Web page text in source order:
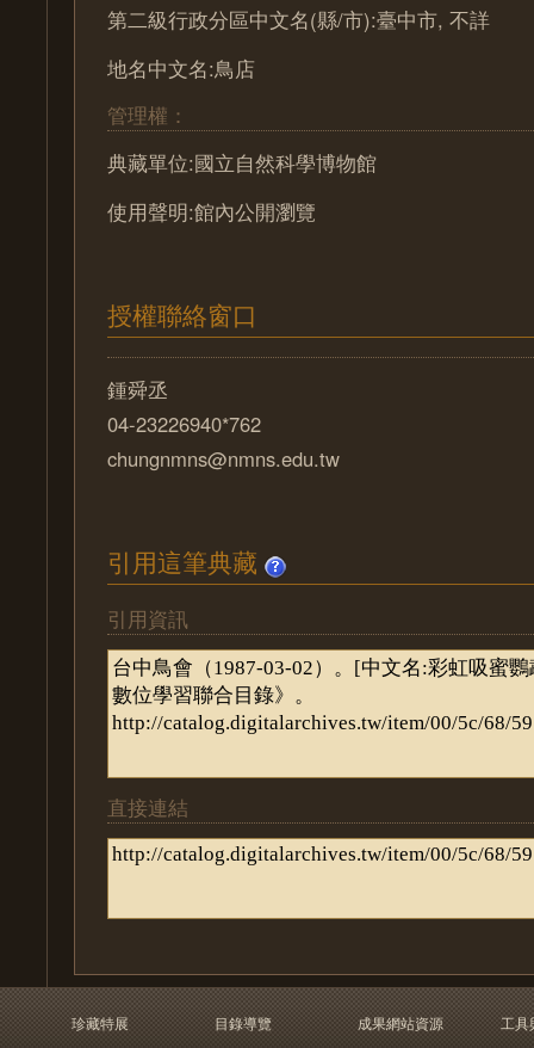
第二級行政分區中文名(縣/市):臺中市, 不詳
地名中文名:鳥店
管理權：
典藏單位:國立自然科學博物館
使用聲明:館內公開瀏覽
授權聯絡窗口
鍾舜丞
04-23226940*762
chungnmns@nmns.edu.tw
引用這筆典藏
引用資訊
直接連結
珍藏特展
目錄導覽
成果網站資源
工具